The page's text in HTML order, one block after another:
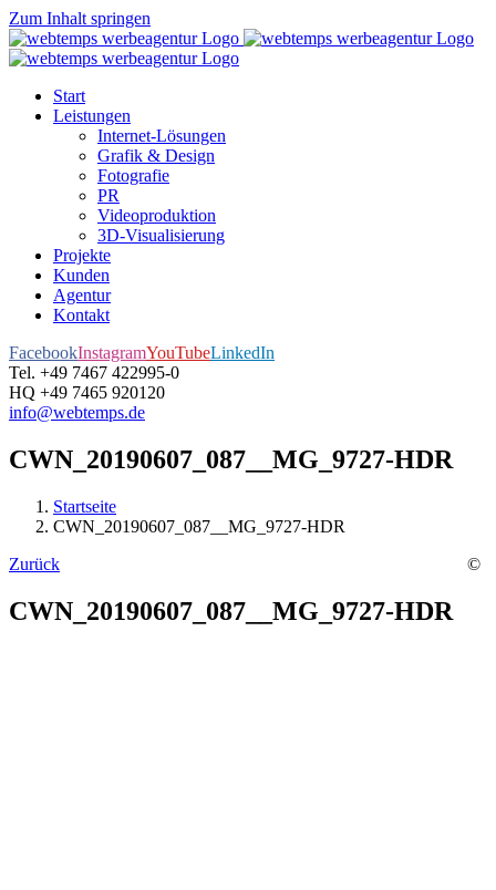
Zum Inhalt springen
Start
Leistungen
Internet-Lösungen
Grafik & Design
Fotografie
PR
Videoproduktion
3D-Visualisierung
Projekte
Kunden
Agentur
Kontakt
FacebookInstagramYouTubeLinkedIn
Tel. +49 7467 422995-0
HQ +49 7465 920120
info@webtemps.de
CWN_20190607_087__MG_9727-HDR
Startseite
CWN_20190607_087__MG_9727-HDR
Zurück
CWN_20190607_087__MG_9727-HDR
©